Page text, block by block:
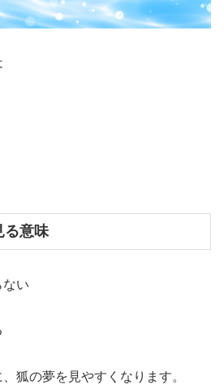
る意味
ない
狐の夢を見やすくなります。